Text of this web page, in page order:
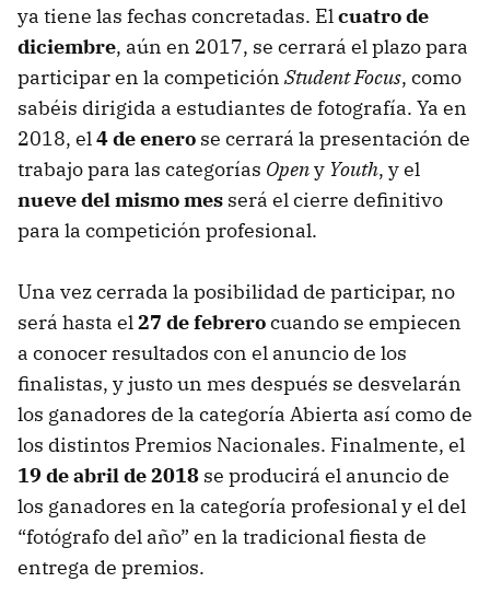
ya tiene las fechas concretadas. Elcuatro de
diciembre, aún en 2017, se cerrará el plazo para
participar en la competición Student Focus, como
sabéis dirigida a estudiantes de fotografía. Ya en
2018, el4 de enero se cerrará la presentación de
trabajo para las categorías Openy Youth, y el
nueve del mismo mes será el cierre definitivo
para la competición profesional.
Una vez cerrada la posibilidad de participar, no
será hasta el27 de febrerocuando se empiecen
a conocer resultados con el anuncio de los
finalistas, y justo un mes después se desvelarán
los ganadores de la categoría Abierta así como de
los distintos Premios Nacionales. Finalmente, el
19 de abril de 2018 se producirá el anuncio de
los ganadores en la categoría profesional y el del
“fotógrafo del año” en la tradicional fiesta de
entrega de premios.